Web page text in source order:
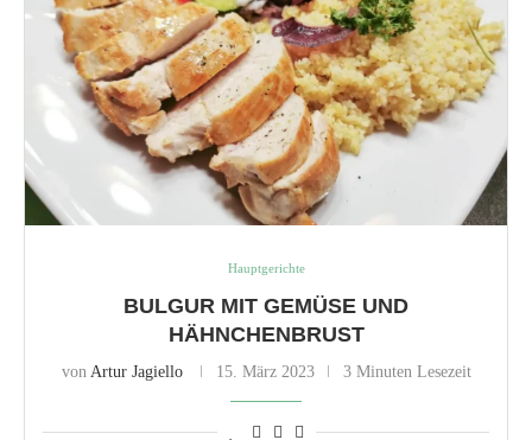
Hauptgerichte
BULGUR MIT GEMÜSE UND
HÄHNCHENBRUST
von Artur Jagiello 15. März 2023 3 Minuten Lesezeit